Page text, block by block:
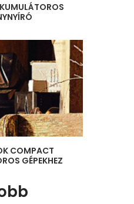
COMPACT
GÉPEKHEZ